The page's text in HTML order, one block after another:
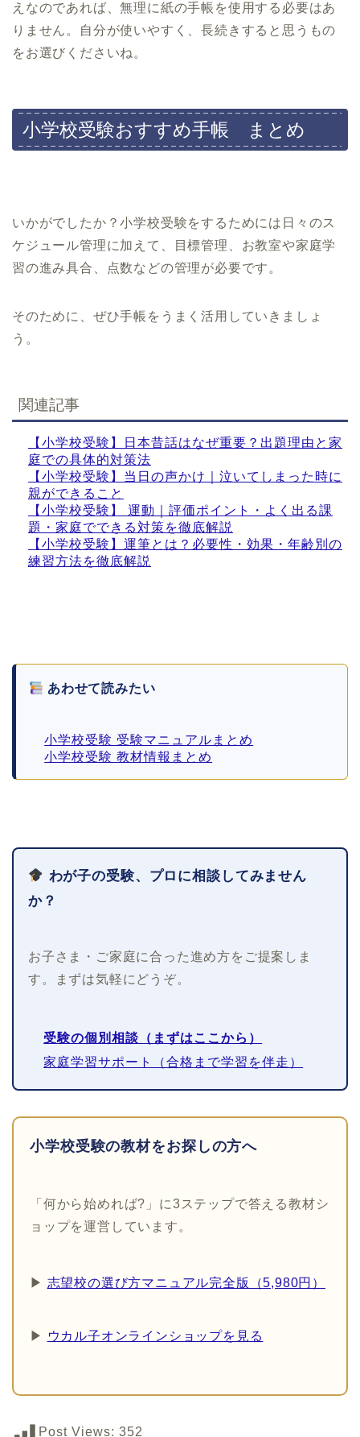
えなのであれば、無理に紙の手帳を使用する必要はあ
りません。自分が使いやすく、長続きすると思うもの
をお選びくださいね。
小学校受験おすすめ手帳 まとめ
いかがでしたか？小学校受験をするためには日々のス
ケジュール管理に加えて、目標管理、お教室や家庭学
習の進み具合、点数などの管理が必要です。
そのために、ぜひ手帳をうまく活用していきましょ
う。
関連記事
【小学校受験】日本昔話はなぜ重要？出題理由と家
庭での具体的対策法
【小学校受験】当日の声かけ｜泣いてしまった時に
親ができること
【小学校受験】 運動｜評価ポイント・よく出る課
題・家庭でできる対策を徹底解説
【小学校受験】運筆とは？必要性・効果・年齢別の
練習方法を徹底解説
あわせて読みたい
小学校受験 受験マニュアルまとめ
小学校受験 教材情報まとめ
わが子の受験、プロに相談してみません
か？
お子さま・ご家庭に合った進め方をご提案しま
す。まずは気軽にどうぞ。
受験の個別相談（まずはここから）
家庭学習サポート（合格まで学習を伴走）
小学校受験の教材をお探しの方へ
「何から始めれば?」に3ステップで答える教材シ
ョップを運営しています。
▶ 志望校の選び方マニュアル完全版（5,980円）
▶ ウカル子オンラインショップを見る
Post Views: 352